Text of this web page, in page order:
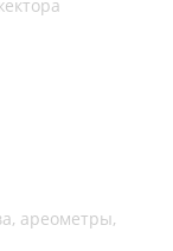
ареометры,